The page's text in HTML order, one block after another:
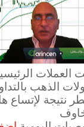
العملات
الذهب
نتيجة لإتساع